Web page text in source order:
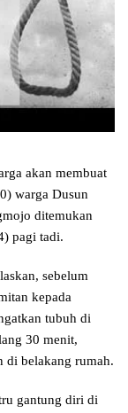
akan membuat
warga Dusun
ditemukan
pagi tadi.
sebelum
kepada
tubuh di
30 menit,
di belakang rumah.
gantung diri di